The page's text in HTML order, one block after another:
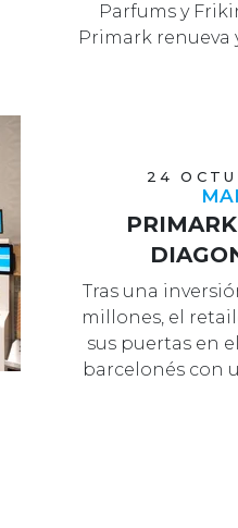
Parfums y
Primark renueva
24
Tras una
millones, el
sus puertas en
barcelonés con